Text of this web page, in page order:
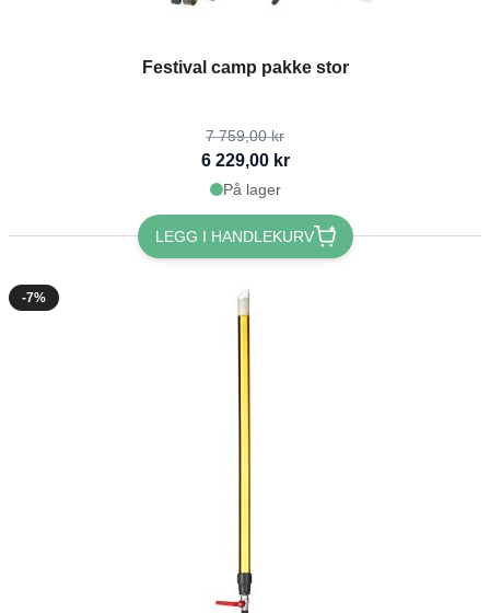
Festival camp pakke stor
The price depends on the options chosen on the product page
7 759,00 kr
6 229,00 kr
På lager
LEGG I HANDLEKURV
-7%